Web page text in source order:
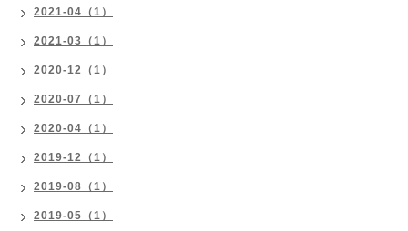
2021-04（1）
2021-03（1）
2020-12（1）
2020-07（1）
2020-04（1）
2019-12（1）
2019-08（1）
2019-05（1）